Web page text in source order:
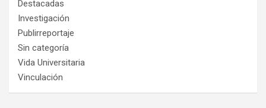
Destacadas
Investigación
Publirreportaje
Sin categoría
Vida Universitaria
Vinculación